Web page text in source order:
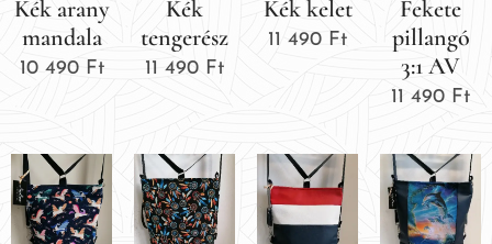
Kék arany
mandala
10 490Ft
Kék
tengerész
11 490 Ft
Kék kelet
11 490 Ft
Fekete
pillangó
3:1 AV
11 490 Ft